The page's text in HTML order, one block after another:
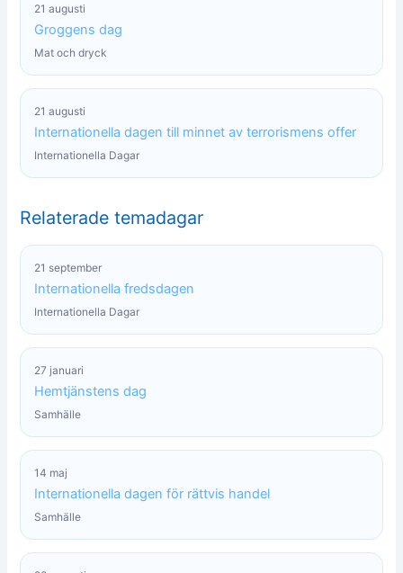
21 augusti
Groggens dag
Mat och dryck
21 augusti
Internationella dagen till minnet av terrorismens offer
Internationella Dagar
Relaterade temadagar
21 september
Internationella fredsdagen
Internationella Dagar
27 januari
Hemtjänstens dag
Samhälle
14 maj
Internationella dagen för rättvis handel
Samhälle